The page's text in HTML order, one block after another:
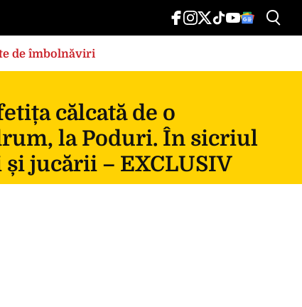
de îmbolnăviri
călcată de o
la Poduri. În sicriul
jucării – EXCLUSIV